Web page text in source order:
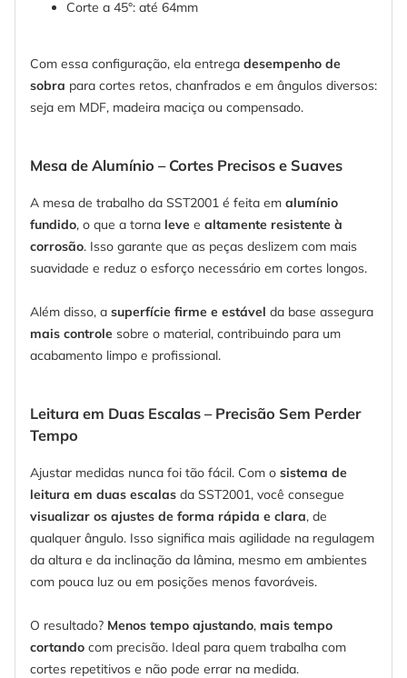
Corte a 45°: até 64mm
Com essa configuração, ela entrega desempenho de
sobra para cortes retos, chanfrados e em ângulos diversos:
seja em MDF, madeira maciça ou compensado.
Mesa de Alumínio – Cortes Precisos e Suaves
A mesa de trabalho da SST2001 é feita em alumínio
fundido, o que a torna leve e altamente resistente à
corrosão. Isso garante que as peças deslizem com mais
suavidade e reduz o esforço necessário em cortes longos.
Além disso, a superfície firme e estável da base assegura
mais controle sobre o material, contribuindo para um
acabamento limpo e profissional.
Leitura em Duas Escalas – Precisão Sem Perder
Tempo
Ajustar medidas nunca foi tão fácil. Com o sistema de
leitura em duas escalas da SST2001, você consegue
visualizar os ajustes de forma rápida e clara, de
qualquer ângulo. Isso significa mais agilidade na regulagem
da altura e da inclinação da lâmina, mesmo em ambientes
com pouca luz ou em posições menos favoráveis.
O resultado? Menos tempo ajustando, mais tempo
cortando com precisão. Ideal para quem trabalha com
cortes repetitivos e não pode errar na medida.